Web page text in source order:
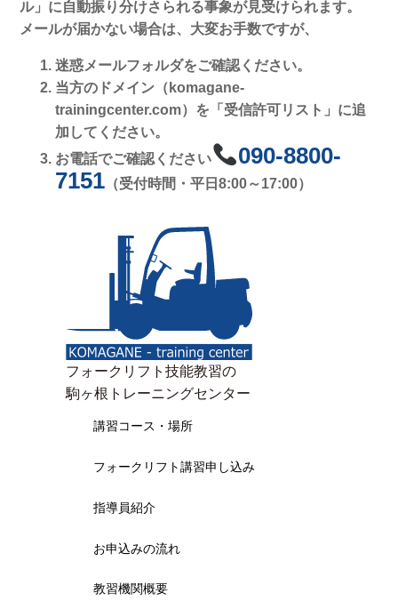
ル」に自動振り分けさられる事象が見受けられます。
メールが届かない場合は、大変お手数ですが、
迷惑メールフォルダをご確認ください。
当方のドメイン（komagane-
trainingcenter.com）を「受信許可リスト」に追
加してください。
お電話でご確認ください
090-8800-
7151 （受付時間・平日8:00～17:00）
フォークリフト技能教習の
駒ヶ根トレーニングセンター
講習コース・場所
フォークリフト講習申し込み
指導員紹介
お申込みの流れ
教習機関概要